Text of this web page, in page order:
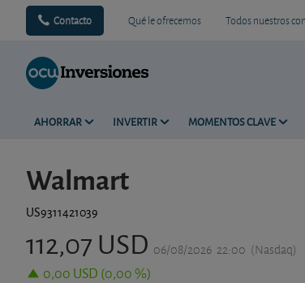
Contacto Qué le ofrecemos Todos nuestros
AHORRAR INVERTIR MOMENTOS CLAVE
Walmart
US9311421039
112,07 USD 06/08/2026 22:00 (Nasdaq)
0,00 USD (0,00 %)